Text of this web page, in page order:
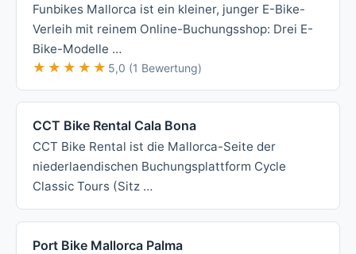
Funbikes Mallorca ist ein kleiner, junger E-Bike-
Verleih mit reinem Online-Buchungsshop: Drei E-
Bike-Modelle …
★★★★★
★★★★★ 5,0 (1 Bewertung)
CCT Bike Rental Cala Bona
CCT Bike Rental ist die Mallorca-Seite der
niederlaendischen Buchungsplattform Cycle
Classic Tours (Sitz …
Port Bike Mallorca Palma